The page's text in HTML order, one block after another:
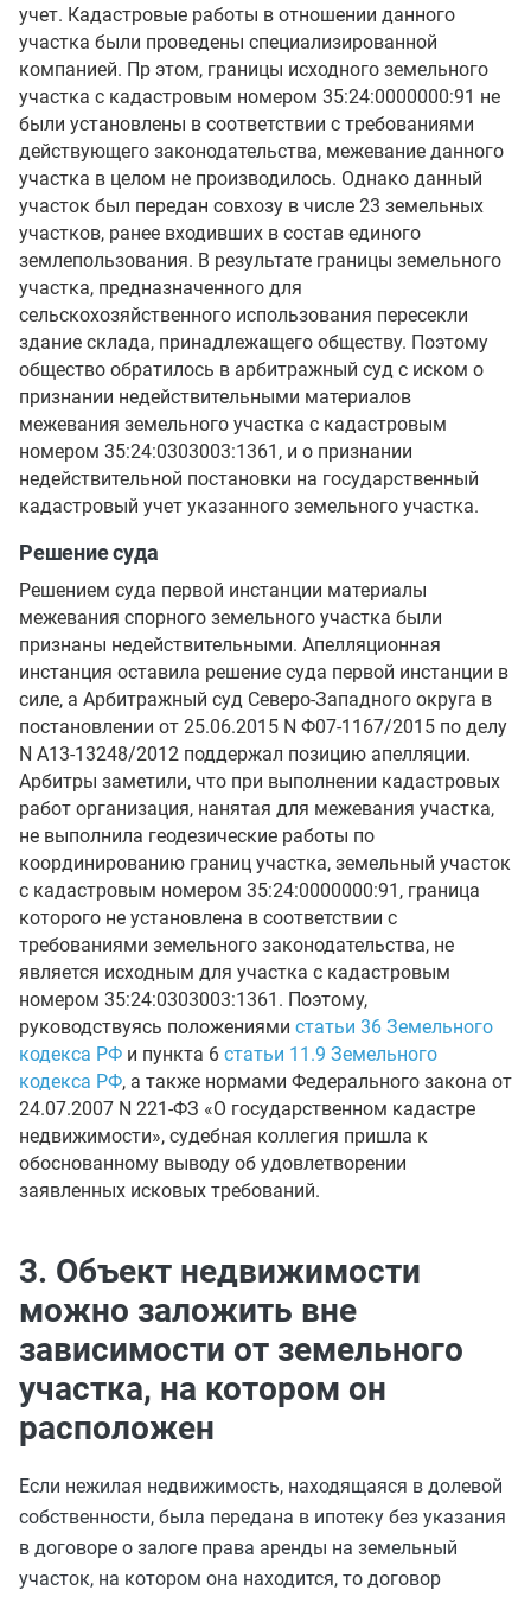
учет. Кадастровые работы в отношении данного
участка были проведены специализированной
компанией. Пр этом, границы исходного земельного
участка с кадастровым номером 35:24:0000000:91 не
были установлены в соответствии с требованиями
действующего законодательства, межевание данного
участка в целом не производилось. Однако данный
участок был передан совхозу в числе 23 земельных
участков, ранее входивших в состав единого
землепользования. В результате границы земельного
участка, предназначенного для
сельскохозяйственного использования пересекли
здание склада, принадлежащего обществу. Поэтому
общество обратилось в арбитражный суд с иском о
признании недействительными материалов
межевания земельного участка с кадастровым
номером 35:24:0303003:1361, и о признании
недействительной постановки на государственный
кадастровый учет указанного земельного участка.
Решение суда
Решением суда первой инстанции материалы
межевания спорного земельного участка были
признаны недействительными. Апелляционная
инстанция оставила решение суда первой инстанции в
силе, а Арбитражный суд Северо-Западного округа в
постановлении от 25.06.2015 N Ф07-1167/2015 по делу
N А13-13248/2012 поддержал позицию апелляции.
Арбитры заметили, что при выполнении кадастровых
работ организация, нанятая для межевания участка,
не выполнила геодезические работы по
координированию границ участка, земельный участок
с кадастровым номером 35:24:0000000:91, граница
которого не установлена в соответствии с
требованиями земельного законодательства, не
является исходным для участка с кадастровым
номером 35:24:0303003:1361. Поэтому,
руководствуясь положениями статьи 36 Земельного
кодекса РФ и пункта 6 статьи 11.9 Земельного
кодекса РФ, а также нормами Федерального закона от
24.07.2007 N 221-ФЗ «О государственном кадастре
недвижимости», судебная коллегия пришла к
обоснованному выводу об удовлетворении
заявленных исковых требований.
3. Объект недвижимости
можно заложить вне
зависимости от земельного
участка, на котором он
расположен
Если нежилая недвижимость, находящаяся в долевой
собственности, была передана в ипотеку без указания
в договоре о залоге права аренды на земельный
участок, на котором она находится, то договор